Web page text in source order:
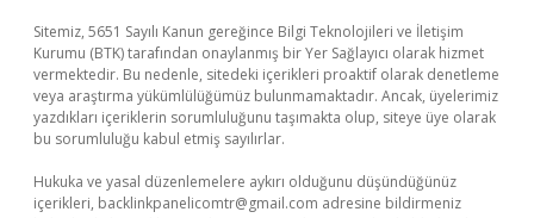
Sitemiz, 5651 Sayılı Kanun gereğince Bilgi Teknolojileri ve İletişim
Kurumu (BTK) tarafından onaylanmış bir Yer Sağlayıcı olarak hizmet
vermektedir. Bu nedenle, sitedeki içerikleri proaktif olarak denetleme
veya araştırma yükümlülüğümüz bulunmamaktadır. Ancak, üyelerimiz
yazdıkları içeriklerin sorumluluğunu taşımakta olup, siteye üye olarak
bu sorumluluğu kabul etmiş sayılırlar.
Hukuka ve yasal düzenlemelere aykırı olduğunu düşündüğünüz
içerikleri, backlinkpanelicomtr@gmail.com adresine bildirmeniz